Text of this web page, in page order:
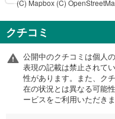
(C) Mapbox (C)
クチコミ
公開中のクチコミは個人
表現の記載は禁止されて
性があります。また、ク
在の状況とは異なる可能
ービスをご利用いただき